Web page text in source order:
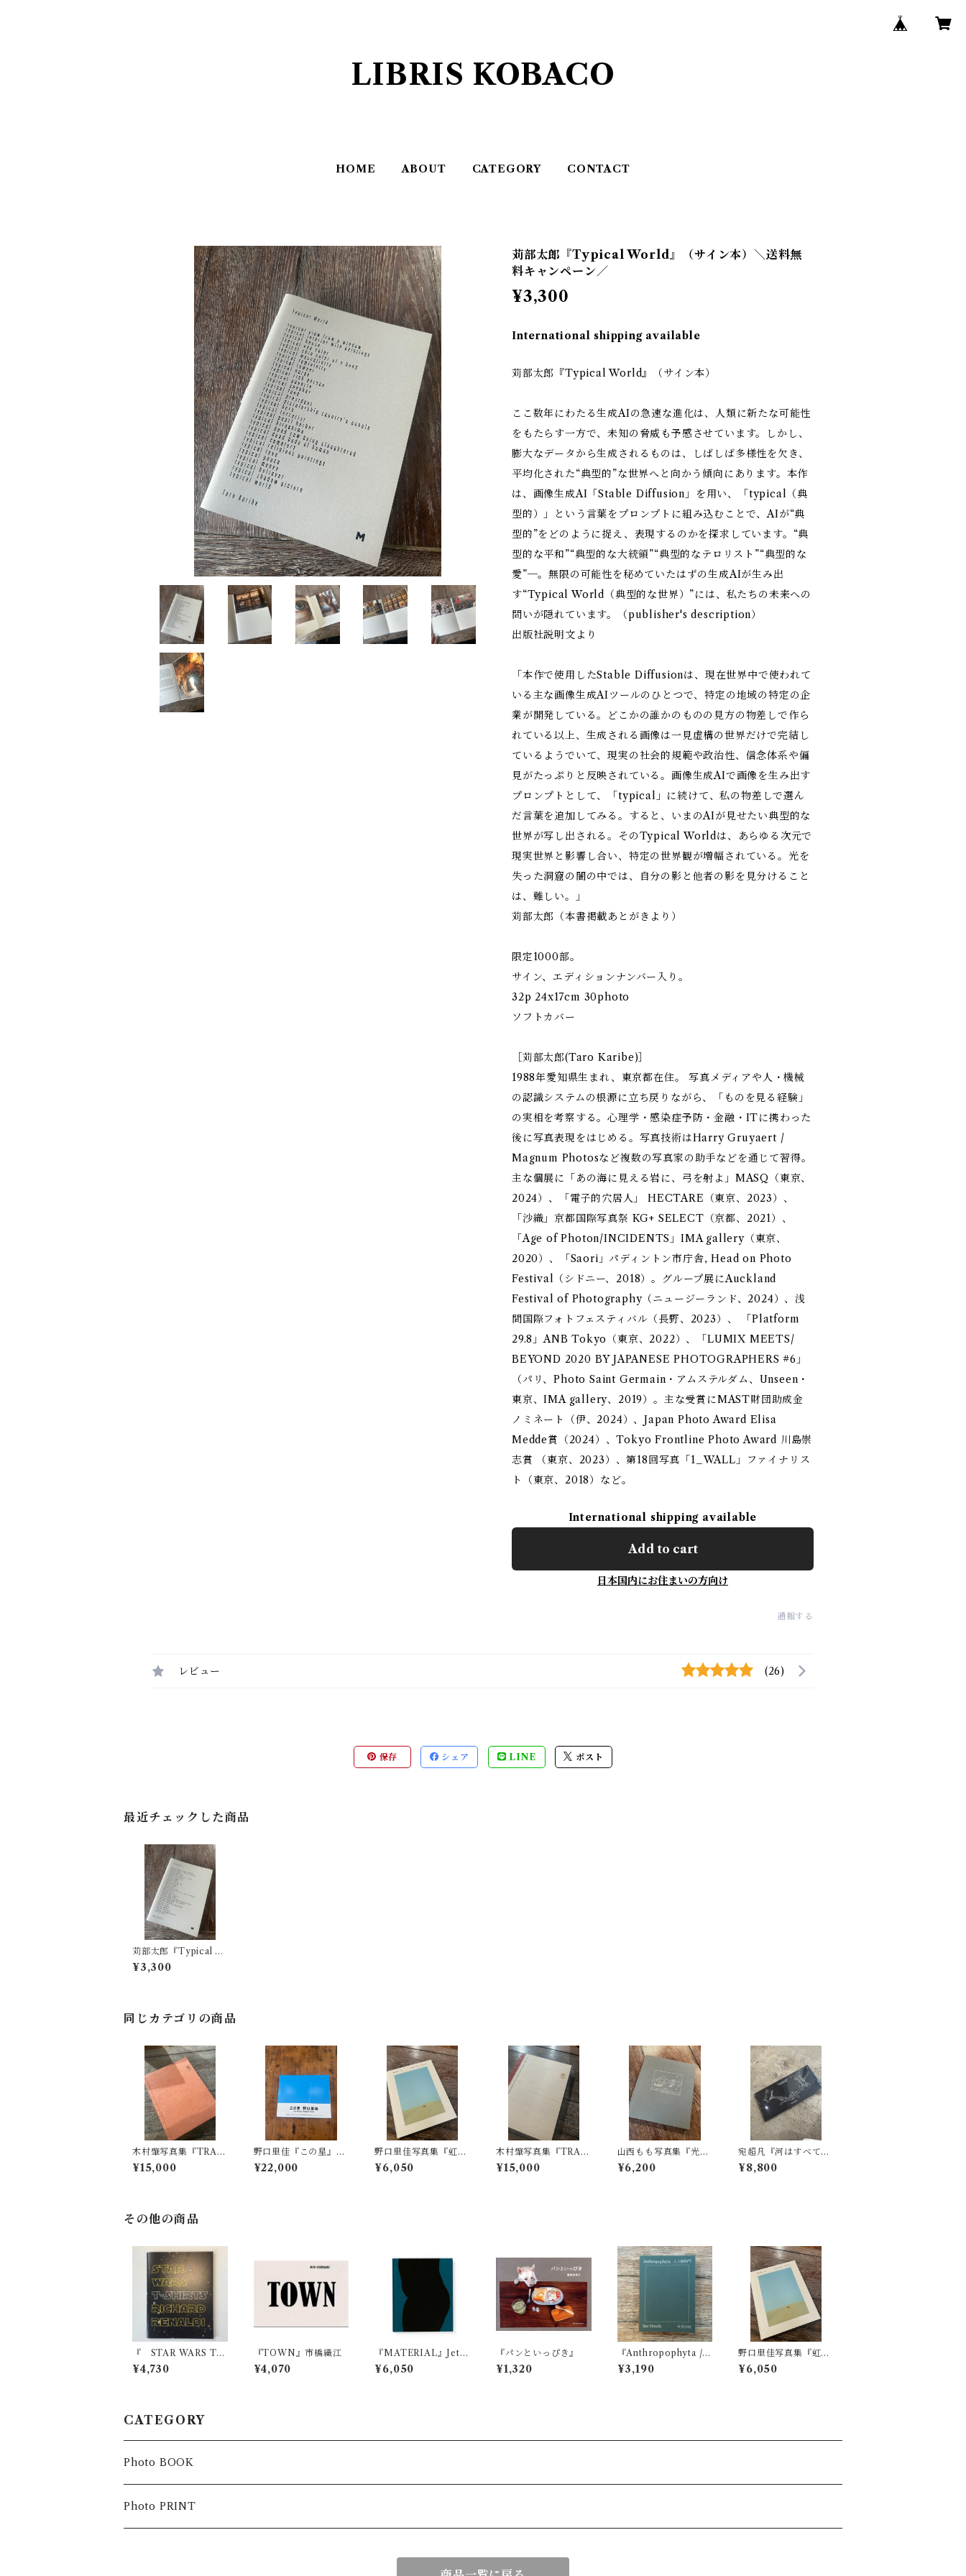
LIBRIS KOBACO
HOME ABOUT CATEGORY CONTACT
苅部太郎『Typical World』（サイン本）＼送料無
料キャンペーン／
¥3,300
International shipping available
苅部太郎『Typical World』（サイン本）
ここ数年にわたる生成AIの急速な進化は、人類に新たな可能性
をもたらす一方で、未知の脅威も予感させています。しかし、
膨大なデータから生成されるものは、しばしば多様性を欠き、
平均化された“典型的”な世界へと向かう傾向にあります。本作
は、画像生成AI「Stable Diffusion」を用い、「typical（典
型的）」という言葉をプロンプトに組み込むことで、AIが“典
型的”をどのように捉え、表現するのかを探求しています。“典
型的な平和”“典型的な大統領”“典型的なテロリスト”“典型的な
愛”─。無限の可能性を秘めていたはずの生成AIが生み出
す“Typical World（典型的な世界）”には、私たちの未来への
問いが隠れています。（publisher's description）
出版社説明文より
「本作で使用したStable Diffusionは、現在世界中で使われて
いる主な画像生成AIツールのひとつで、特定の地域の特定の企
業が開発している。どこかの誰かのものの見方の物差しで作ら
れている以上、生成される画像は一見虚構の世界だけで完結し
ているようでいて、現実の社会的規範や政治性、信念体系や偏
見がたっぷりと反映されている。画像生成AIで画像を生み出す
プロンプトとして、「typical」に続けて、私の物差しで選ん
だ言葉を追加してみる。すると、いまのAIが見せたい典型的な
世界が写し出される。そのTypical Worldは、あらゆる次元で
現実世界と影響し合い、特定の世界観が増幅されている。光を
失った洞窟の闇の中では、自分の影と他者の影を見分けること
は、難しい。」
苅部太郎（本書掲載あとがきより）
限定1000部。
サイン、エディションナンバー入り。
32p 24x17cm 30photo
ソフトカバー
［苅部太郎(Taro Karibe)］
1988年愛知県生まれ、東京都在住。 写真メディアや人・機械
の認識システムの根源に立ち戻りながら、「ものを見る経験」
の実相を考察する。心理学・感染症予防・金融・ITに携わった
後に写真表現をはじめる。写真技術はHarry Gruyaert /
Magnum Photosなど複数の写真家の助手などを通じて習得。
主な個展に「あの海に見える岩に、弓を射よ」MASQ（東京、
2024）、「電子的穴居人」 HECTARE（東京、2023）、
「沙織」京都国際写真祭 KG+ SELECT（京都、2021）、
「Age of Photon/INCIDENTS」IMA gallery（東京、
2020）、「Saori」パディントン市庁舎, Head on Photo
Festival（シドニー、2018）。グループ展にAuckland
Festival of Photography（ニュージーランド、2024）、浅
間国際フォトフェスティバル（長野、2023）、 「Platform
29.8」ANB Tokyo（東京、2022）、「LUMIX MEETS/
BEYOND 2020 BY JAPANESE PHOTOGRAPHERS #6」
（パリ、Photo Saint Germain・アムステルダム、Unseen・
東京、IMA gallery、2019）。主な受賞にMAST財団助成金
ノミネート（伊、2024）、Japan Photo Award Elisa
Medde賞（2024）、Tokyo Frontline Photo Award 川島崇
志賞 （東京、2023）、第18回写真「1_WALL」ファイナリス
ト（東京、2018）など。
International shipping available
Add to cart
日本国内にお住まいの方向け
通報する
レビュー (26)
保存 シェア LINE ポスト
最近チェックした商品
苅部太郎『Typical W
orld』（サイン本）＼
送料無料キャンペーン
¥3,300
同じカテゴリの商品
木村肇写真集『TRAC
K』プリント付き（イ
ンクジェット）
¥15,000
野口里佳『この星』新
古書✨帯付き
¥22,000
野口里佳写真集『虹』
サイン入り
¥6,050
木村肇写真集『TRAC
K』プリント付き（イ
ンクジェット）
¥15,000
山西もも写真集『光の
王国』サイン本&ポス
トカードと展示DMの
¥6,200
宛超凡『河はすべて知
っている一黄浦江』サ
イン入り
¥8,800
その他の商品
『 STAR WARS T-S
HIRTS 』 Richard R
enaldi
¥4,730
『TOWN』市橋織江
¥4,070
『MATERIAL』Jet S
wan
¥6,050
『パンといっぴき』
¥1,320
『Anthropophyta /
人工植物門』本多沙映
¥3,190
野口里佳写真集『虹』
サイン入り
¥6,050
CATEGORY
Photo BOOK
Photo PRINT